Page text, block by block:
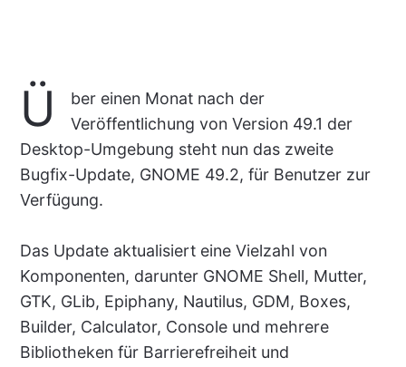
Ü
ber einen Monat nach der
Veröffentlichung von Version 49.1 der
Desktop-Umgebung steht nun das zweite
Bugfix-Update, GNOME 49.2, für Benutzer zur
Verfügung.
Das Update aktualisiert eine Vielzahl von
Komponenten, darunter GNOME Shell, Mutter,
GTK, GLib, Epiphany, Nautilus, GDM, Boxes,
Builder, Calculator, Console und mehrere
Bibliotheken für Barrierefreiheit und